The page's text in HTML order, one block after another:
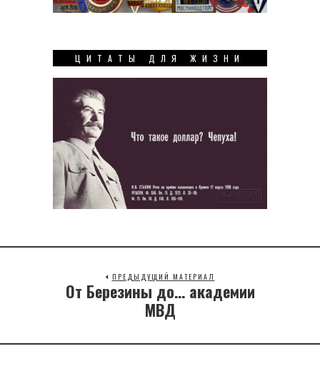
ЦИТАТЫ ДЛЯ ЖИЗНИ
ПРЕДЫДУЩИЙ МАТЕРИАЛ
Previous
post:
От Березины до… академии
МВД